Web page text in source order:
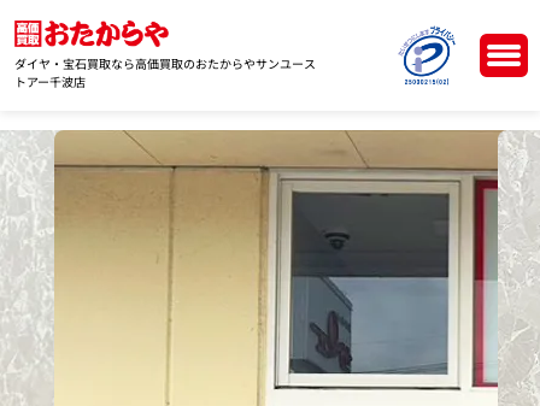
ダイヤ・宝石買取なら高価買取のおたからやサンユース
トアー千波店